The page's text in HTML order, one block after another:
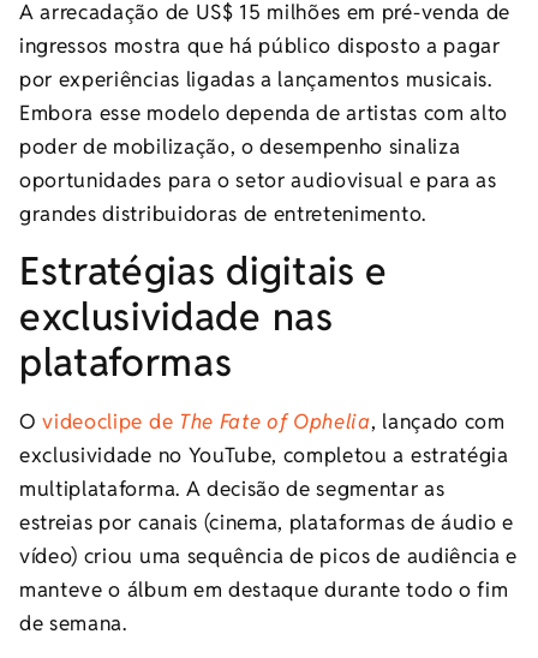
A arrecadação de US$ 15 milhões em pré-venda de
ingressos mostra que há público disposto a pagar
por experiências ligadas a lançamentos musicais.
Embora esse modelo dependa de artistas com alto
poder de mobilização, o desempenho sinaliza
oportunidades para o setor audiovisual e para as
grandes distribuidoras de entretenimento.
Estratégias digitais e
exclusividade nas
plataformas
Ovideoclipe de The Fate of Ophelia, lançado com
exclusividade no YouTube, completou a estratégia
multiplataforma. A decisão de segmentar as
estreias por canais (cinema, plataformas de áudio e
vídeo) criou uma sequência de picos de audiência e
manteve o álbum em destaque durante todo o fim
de semana.